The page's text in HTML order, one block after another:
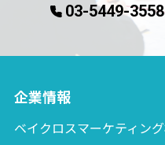
03-5449-3558
企業情報
ベイクロスマーケティン